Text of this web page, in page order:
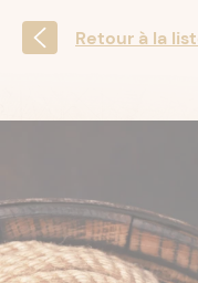
Retour à la